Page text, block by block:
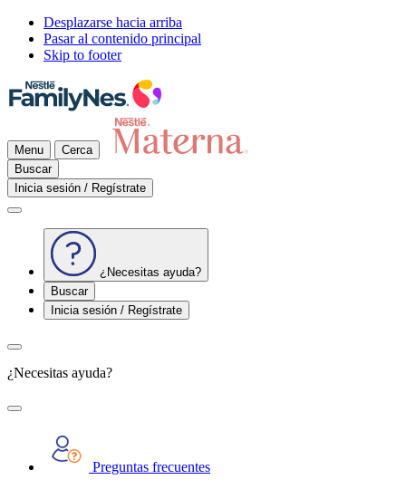
Desplazarse hacia arriba
Pasar al contenido principal
Skip to footer
Menu
Cerca
Buscar
Inicia sesión / Regístrate
¿Necesitas ayuda?
Buscar
Inicia sesión / Regístrate
¿Necesitas ayuda?
Preguntas frecuentes